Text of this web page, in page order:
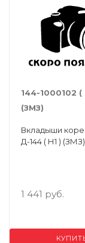
144-1000102 (
(ЗМЗ)
Вкладыши
Д-144 ( Н1 )
1 441 руб.